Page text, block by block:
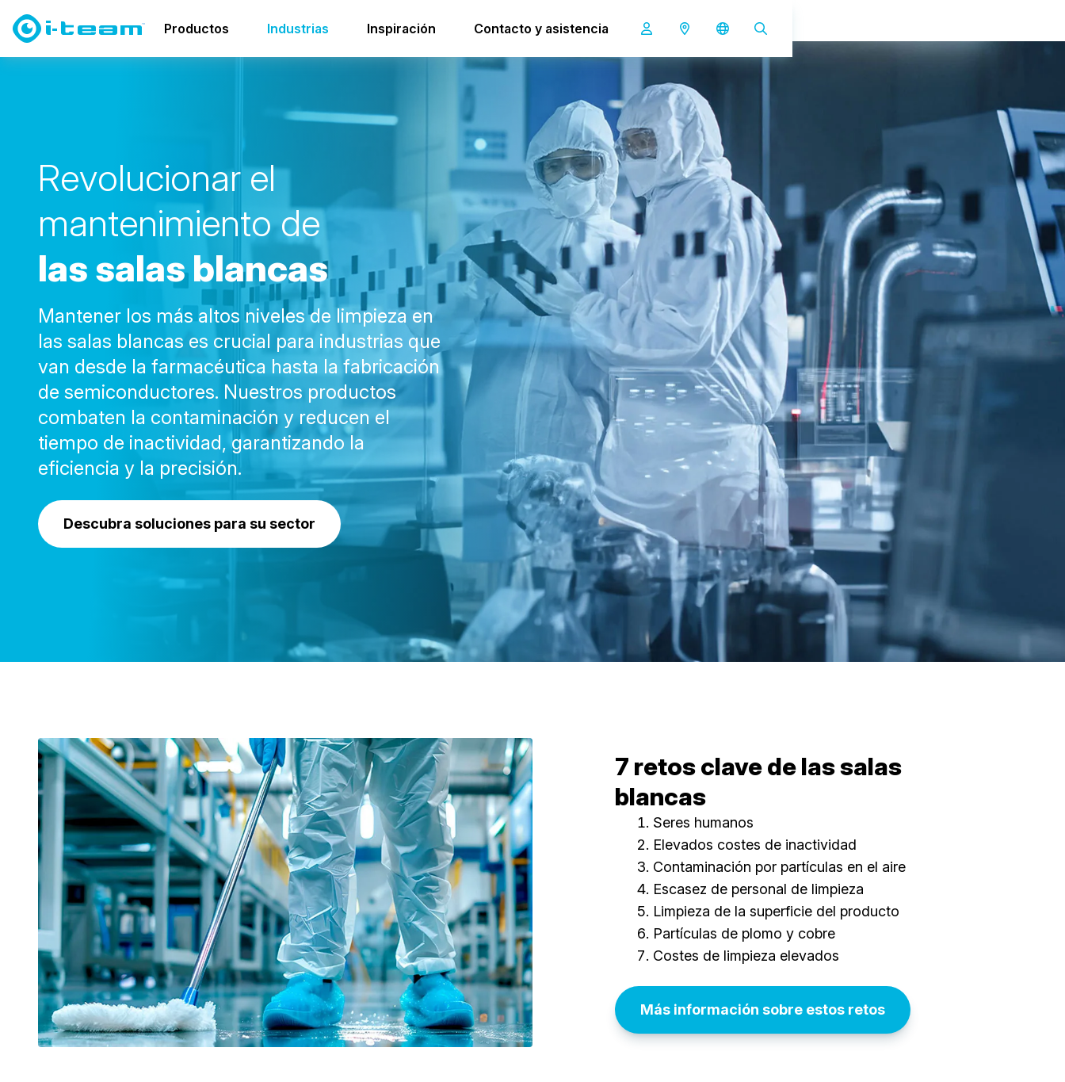
Productos Industrias Inspiración Contacto y asistencia
Salas blancas
Revolucionarel
mantenimiento de
lassalasblancas
Mantener los más altos niveles de limpieza en
las salas blancas es crucial para industrias que
van desde la farmacéutica hasta la fabricación
de semiconductores. Nuestros productos
combaten la contaminación y reducen el
tiempo de inactividad, garantizando la
eficiencia y la precisión.
Descubra soluciones para su sector
7 retos clave de las salas
blancas
Seres humanos
Elevados costes de inactividad
Contaminación por partículas en el aire
Escasez de personal de limpieza
Limpieza de la superficie del producto
Partículas de plomo y cobre
Costes de limpieza elevados
Más información sobre estos retos